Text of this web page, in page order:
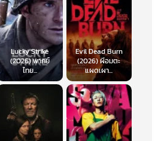
Lucky Strike
(2026) พากย์
ไทย...
Evil Dead Burn
(2026) ผีอมตะ
แผดเผา...